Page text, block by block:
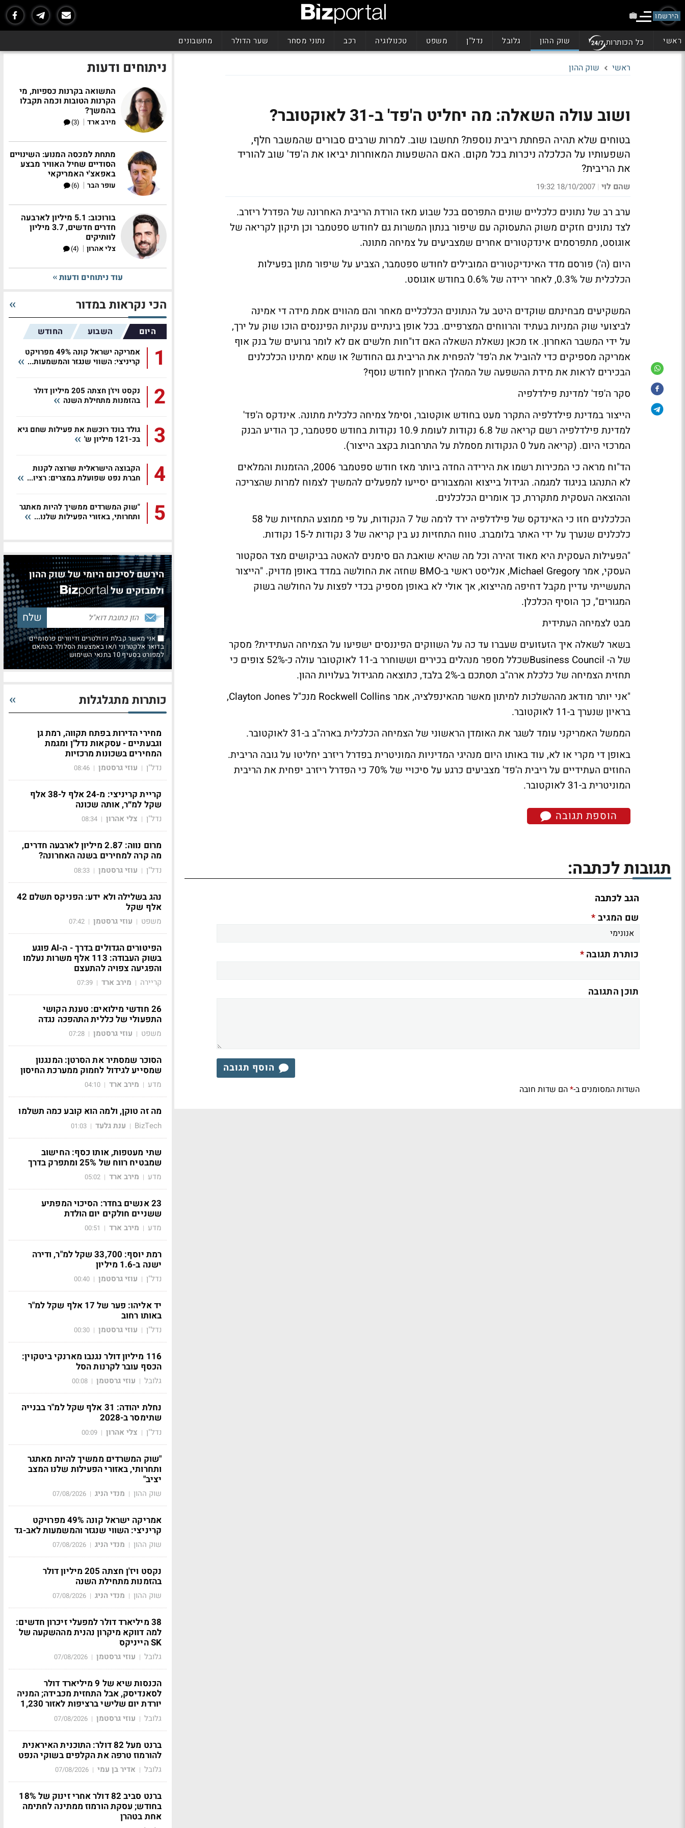
הירשמו
ראשי כל הכותרות שוק ההון גלובל נדל"ן משפט טכנולוגיה רכב נתוני מסחר שער הדולר מחשבונים
ראשי שוק ההון
ושוב עולה השאלה: מה יחליט ה'פד' ב-31 לאוקטובר?
בטוחים שלא תהיה הפחתת ריבית נוספת? תחשבו שוב. למרות שרבים סבורים שהמשבר חלף,
השפעותיו על הכלכלה ניכרות בכל מקום. האם ההשפעות המאוחרות יביאו את ה'פד' שוב להוריד
את הריבית?
שהם לוי |
18/10/2007 19:32
ערב רב של נתונים כלכליים שונים התפרסם בכל שבוע מאז הורדת הריבית האחרונה של הפדרל ריזרב.
לצד נתונים חזקים משוק התעסוקה עם שיפור בנתון המשרות גם לחודש ספטמבר וכן תיקון לקריאה של
אוגוסט, מתפרסמים אינדקטורים אחרים שמצביעים על צמיחה מתונה.
היום (ה') פורסם מדד האינדיקטורים המובילים לחודש ספטמבר, הצביע על שיפור מתון בפעילות
הכלכלית של 0.3%, לאחר ירידה של 0.6% בחודש אוגוסט.
המשקיעים מבחינתם שוקדים היטב על הנתונים הכלכליים מאחר והם מהווים אמת מידה די אמינה
לביצועי שוק המניות בעתיד והרווחים המצרפיים. בכל אופן בינתיים ענקיות הפיננסים הוכו שוק על ירך,
על ידי המשבר האחרון. אז מכאן נשאלת השאלה האם דו"חות חלשים אם לא לומר גרועים של בנק אוף
אמריקה מספיקים כדי להוביל את ה'פד' להפחית את הריבית גם החודש? או שמא ימתינו הכלכלנים
הבכירים לראות את מידת ההשפעה של המהלך האחרון לחודש נוסף?
סקר ה'פד' למדינת פילדלפיה
הייצור במדינת פילדלפיה התקרר מעט בחודש אוקטובר, וסימל צמיחה כלכלית מתונה. אינדקס ה'פד'
למדינת פילדלפיה רשם קריאה של 6.8 נקודות לעומת 10.9 נקודות בחודש ספטמבר, כך הודיע הבנק
המרכזי היום. (קריאה מעל 0 הנקודות מסמלת על התרחבות בקצב הייצור).
הד"וח מראה כי המכירות רשמו את הירידה החדה ביותר מאז חודש ספטמבר 2006, ההזמנות והמלאים
לא התנהגו בניגוד למגמה. הגידול בייצוא והמצבורים יסייעו למפעלים להמשיך לצמוח למרות שהצריכה
וההוצאה העסקית מתקררת, כך אומרים הכלכלנים.
הכלכלנים חזו כי האינדקס של פילדלפיה ירד לרמה של 7 הנקודות, על פי ממוצע התחזיות של 58
כלכלנים שנערך על ידי האתר בלומברג. טווח התחזיות נע בין קריאה של 3 נקודות ל-15 נקודות.
"הפעילות העסקית היא מאוד זהירה וכל מה שהיא שואבת הם סימנים להאטה בביקושים מצד הסקטור
העסקי, אמר Michael Gregory, אנליסט ראשי ב-BMO שחזה את החולשה במדד באופן מדויק. "הייצור
התעשייתי עדיין מקבל דחיפה מהייצוא, אך אולי לא באופן מספיק בכדי לפצות על החולשה בשוק
המגורים", כך הוסיף הכלכלן.
מבט לצמיחה העתידית
בשאר לשאלה איך הזעזועים שעברו עד כה על השווקים הפיננסים ישפיעו על הצמיחה העתידית? מסקר
של ה- Business Councilשכלל מספר מנהלים בכירים וששוחרר ב-11 לאוקטובר עולה כ-52% צופים כי
תחזית הצמיחה של כלכלת ארה"ב תסתכם ב-2% בלבד, כתוצאה מהגידול בעלויות ההון.
"אני יותר מודאג מההשלכות למיתון מאשר מהאינפלציה, אמר Rockwell Collins מנכ"ל Clayton Jones,
בראיון שנערך ב-11 לאוקטובר.
הממשל האמריקני עומד לשגר את האומדן הראשוני של הצמיחה הכלכלית בארה"ב ב-31 לאוקטובר.
באופן די מקרי או לא, עוד באותו היום מנהיגי המדיניות המוניטרית בפדרל ריזרב יחליטו על גובה הריבית.
החוזים העתידיים על ריבית ה'פד' מצביעים כרגע על סיכויי של 70% כי הפדרל ריזרב יפחית את הריבית
המוניטרית ב-31 לאוקטובר.
הוספת תגובה
תגובות לכתבה:
הגב לכתבה
שם המגיב*
כותרת תגובה*
תוכן התגובה
הוסף תגובה
השדות המסומנים ב-*הם שדות חובה
ניתוחים ודעות
התשואה בקרנות כספיות, מי
הקרנות הטובות וכמה תקבלו
בהמשך?
מירב ארד |
(3)
מתחת למכסה המנוע: השינויים
הסודיים שחיל האוויר מבצע
באפאצ'י האמריקאי
עופר הבר |
(6)
בורוכוב: 5.1 מיליון לארבעה
חדרים חדשים, 3.7 מיליון
לוותיקים
צלי אהרון |
(4)
עוד ניתוחים ודעות
הכי נקראות במדור
היום השבוע החודש
1
אמריקה ישראל קונה 49% מפרויקט
קריניצי: השווי שנגזר והמשמעות...
2
נקסט ויז'ן חצתה 205 מיליון דולר
בהזמנות מתחילת השנה
3
גולד בונד רוכשת את פעילות שחם גיא
בכ-121 מיליון ש'
4
הקבוצה הישראלית שרוצה לקנות
חברת נפט שפועלת במצרים: רציו...
5
"שוק המשרדים ממשיך להיות מאתגר
ותחרותי, באזורי הפעילות שלנו...
הירשם לסיכום היומי של שוק ההון
ולמבזקים של
אני מאשר קבלת ניוזלטרים ודיוורים פרסומיים
בדואר אלקטרוני ו/או באמצעות הסלולר בהתאם
למפורט בסעיף 10 בתנאי השימוש
כותרות מתגלגלות
מחירי הדירות בפתח תקווה, רמת גן
וגבעתיים - עסקאות נדל"ן ומגמת
המחירים בשכונות מרכזיות
נדל"ן | עוזי גרסטמן |
08:46
קריית קריניצי: מ-24 אלף ל-38 אלף
שקל למ״ר, אותה שכונה
נדל"ן | צלי אהרון |
08:34
מרום נווה: 2.87 מיליון לארבעה חדרים,
מה קרה למחירים בשנה האחרונה?
נדל"ן | עוזי גרסטמן |
08:33
נהג בשלילה ולא ידע: הפניקס תשלם 42
אלף שקל
משפט | עוזי גרסטמן |
07:42
הפיטורים הגדולים בדרך - ה-AI פוגע
בשוק העבודה: 113 אלף משרות נעלמו
והפגיעה צפויה להתעצם
קריירה | מירב ארד |
07:39
26 חודשי מילואים: טענת הקושי
התפעולי של כללית התהפכה נגדה
משפט | עוזי גרסטמן |
07:28
הסוכר שמסתיר את הסרטן: המנגנון
שמסייע לגידול לחמוק ממערכת החיסון
מדע | מירב ארד |
04:10
מה זה טוקן, ולמה הוא קובע כמה תשלמו
BizTech
| ענת גלעד |
01:03
שתי מעטפות, אותו כסף: החישוב
שמבטיח רווח של 25% ומתפרק בדרך
מדע | מירב ארד |
05:02
23 אנשים בחדר: הסיכוי המפתיע
ששניים חולקים יום הולדת
מדע | מירב ארד |
00:51
רמת יוסף: 33,700 שקל למ"ר, ודירה
ישנה ב-1.6 מיליון
נדל"ן | עוזי גרסטמן |
00:40
יד אליהו: פער של 17 אלף שקל למ"ר
באותו רחוב
נדל"ן | עוזי גרסטמן |
00:30
116 מיליון דולר נגנבו מארנקי ביטקוין:
הכסף עובר לקרנות הסל
גלובל | עוזי גרסטמן |
00:08
נחלת יהודה: 31 אלף שקל למ"ר בבנייה
שתימסר ב-2028
נדל"ן | צלי אהרון |
00:09
"שוק המשרדים ממשיך להיות מאתגר
ותחרותי, באזורי הפעילות שלנו המצב
יציב"
שוק ההון | מנדי הניג |
07/08/2026
אמריקה ישראל קונה 49% מפרויקט
קריניצי: השווי שנגזר והמשמעות לאב-גד
שוק ההון | מנדי הניג |
07/08/2026
נקסט ויז'ן חצתה 205 מיליון דולר
בהזמנות מתחילת השנה
שוק ההון | מנדי הניג |
07/08/2026
38 מיליארד דולר למפעלי זיכרון חדשים:
למה דווקא מיקרון נהנית מההשקעה של
SK הייניקס
גלובל | עוזי גרסטמן |
07/08/2026
הכנסות שיא של 9 מיליארד דולר
לסאנדיסק, אבל התחזית מכבידה; המניה
יורדת יום שלישי ברציפות לאזור 1,230
גלובל | עוזי גרסטמן |
07/08/2026
ברנט מעל 82 דולר: התוכנית האיראנית
להורמוז טרפה את הקלפים בשוקי הנפט
גלובל | אדיר בן עמי |
07/08/2026
ברנט סביב 82 דולר אחרי זינוק של 18%
בחודש; עסקת הורמוז ממתינה לחתימה
אחת בטהרן